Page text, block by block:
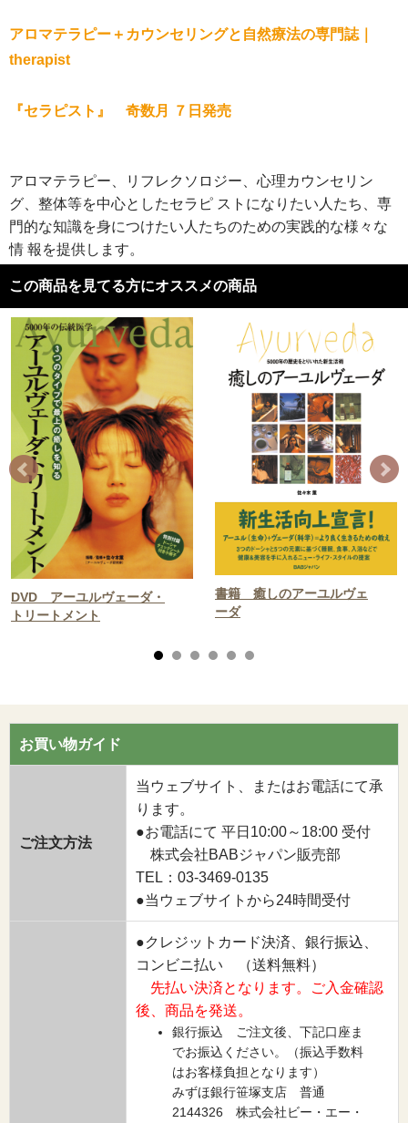
アロマテラピー＋カウンセリングと自然療法の専門誌｜
therapist
『セラピスト』 奇数月 ７日発売
アロマテラピー、リフレクソロジー、心理カウンセリン
グ、整体等を中心としたセラピ ストになりたい人たち、専
門的な知識を身につけたい人たちのための実践的な様々な
情 報を提供します。
この商品を見てる方にオススメの商品
DVD アーユルヴェーダ・
トリートメント
書籍 癒しのアーユルヴェ
ーダ
お買い物ガイド
ご注文方法
当ウェブサイト、またはお電話にて承
ります。
●お電話にて 平日10:00～18:00 受付
株式会社BABジャパン販売部
TEL：03-3469-0135
●当ウェブサイトから24時間受付
●クレジットカード決済、銀行振込、
コンビニ払い （送料無料）
先払い決済となります。ご入金確認
後、商品を発送。
銀行振込 ご注文後、下記口座ま
でお振込ください。（振込手数料
はお客様負担となります）
みずほ銀行笹塚支店 普通
2144326 株式会社ビー・エー・